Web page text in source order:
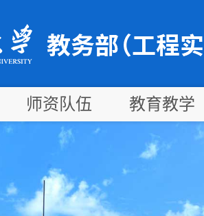
师资队伍 教育教学